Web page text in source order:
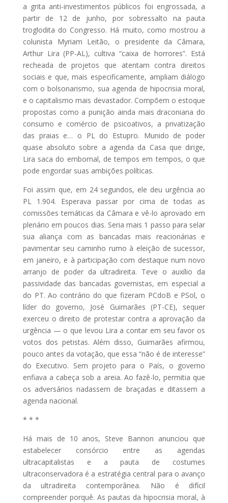
a grita anti-investimentos públicos foi engrossada, a
partir de 12 de junho, por sobressalto na pauta
troglodita do Congresso. Há muito, como mostrou a
colunista Myriam Leitão, o presidente da Câmara,
Arthur Lira (PP-AL), cultiva “caixa de horrores”. Está
recheada de projetos que atentam contra direitos
sociais e que, mais especificamente, ampliam diálogo
com o bolsonarismo, sua agenda de hipocrisia moral,
e o capitalismo mais devastador. Compõem o estoque
propostas como a punição ainda mais draconiana do
consumo e comércio de psicoativos, a privatização
das praias e… o PL do Estupro. Munido de poder
quase absoluto sobre a agenda da Casa que dirige,
Lira saca do embornal, de tempos em tempos, o que
pode engordar suas ambições políticas.
Foi assim que, em 24 segundos, ele deu urgência ao
PL 1.904. Esperava passar por cima de todas as
comissões temáticas da Câmara e vê-lo aprovado em
plenário em poucos dias. Seria mais 1 passo para selar
sua aliança com as bancadas mais reacionárias e
pavimentar seu caminho rumo à eleição de sucessor,
em janeiro, e à participação com destaque num novo
arranjo de poder da ultradireita. Teve o auxílio da
passividade das bancadas governistas, em especial a
do PT. Ao contrário do que fizeram PCdoB e PSol, o
líder do governo, José Guimarães (PT-CE), sequer
exerceu o direito de protestar contra a aprovação da
urgência — o que levou Lira a contar em seu favor os
votos dos petistas. Além disso, Guimarães afirmou,
pouco antes da votação, que essa “não é de interesse”
do Executivo. Sem projeto para o País, o governo
enfiava a cabeça sob a areia. Ao fazê-lo, permitia que
os adversários nadassem de braçadas e ditassem a
agenda nacional.
* * *
Há mais de 10 anos, Steve Bannon anunciou que
estabelecer consórcio entre as agendas
ultracapitalistas e a pauta de costumes
ultraconservadora é a estratégia central para o avanço
da ultradireita contemporânea. Não é difícil
compreender porquê. As pautas da hipocrisia moral, à